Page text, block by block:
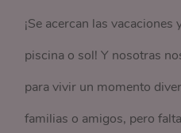
¡Se acercan las
piscina o sol! Y nosotras
para vivir un momento
familias o amigos, pero